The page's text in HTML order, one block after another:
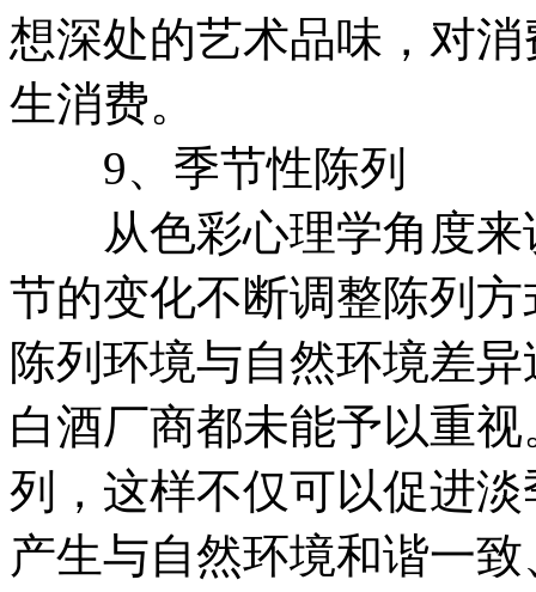
想深处的艺术品味，对
生消费。
9、季节性陈列
从色彩心理学角度来
节的变化不断调整陈列
陈列环境与自然环境差
白酒厂商都未能予以重
列，这样不仅可以促进
产生与自然环境和谐一